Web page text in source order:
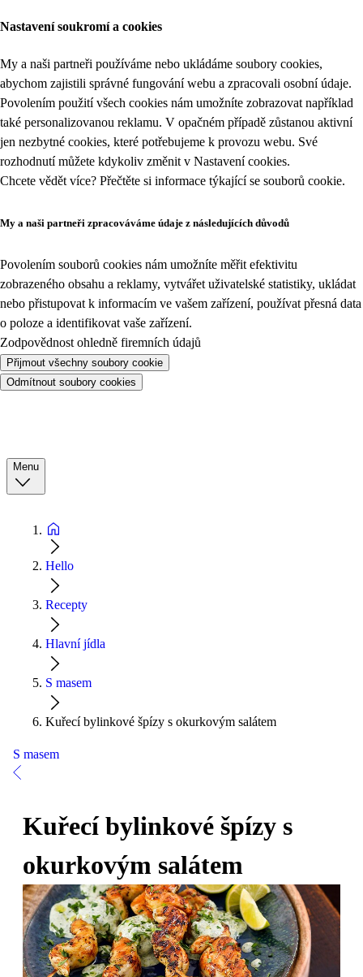
Nastavení soukromí a cookies
My a naši partneři používáme nebo ukládáme soubory cookies,
abychom zajistili správné fungování webu a zpracovali osobní údaje.
Povolením použití všech cookies nám umožníte zobrazovat například
také personalizovanou reklamu. V opačném případě zůstanou aktivní
jen nezbytné cookies, které potřebujeme k provozu webu. Své
rozhodnutí můžete kdykoliv změnit v Nastavení cookies.
Chcete vědět více? Přečtěte si informace týkající se souborů cookie.
My a naši partneři zpracováváme údaje z následujících důvodů
Povolením souborů cookies nám umožníte měřit efektivitu
zobrazeného obsahu a reklamy, vytvářet uživatelské statistiky, ukládat
nebo přistupovat k informacím ve vašem zařízení, používat přesná data
o poloze a identifikovat vaše zařízení.
Zodpovědnost ohledně firemních údajů
Přijmout všechny soubory cookie
Odmítnout soubory cookies
Menu
Hello
Recepty
Hlavní jídla
S masem
Kuřecí bylinkové špízy s okurkovým salátem
S masem
Kuřecí bylinkové špízy s
okurkovým salátem